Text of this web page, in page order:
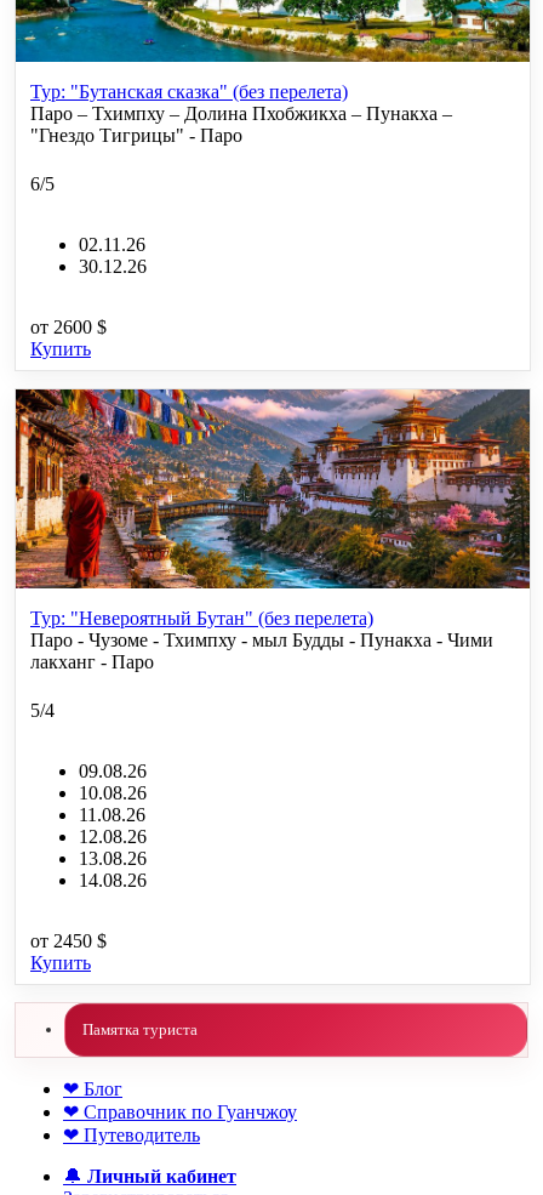
Тур: "Бутанская сказка" (без перелета)
Паро – Тхимпху – Долина Пхобжикха – Пунакха –
"Гнездо Тигрицы" - Паро
6/5
02.11.26
30.12.26
от 2600 $
Купить
Тур: "Невероятный Бутан" (без перелета)
Паро - Чузоме - Тхимпху - мыл Будды - Пунакха - Чими
лакханг - Паро
5/4
09.08.26
10.08.26
11.08.26
12.08.26
13.08.26
14.08.26
от 2450 $
Купить
Памятка туриста
❤ Блог
❤ Справочник по Гуанчжоу
❤ Путеводитель
🔔 Личный кабинет